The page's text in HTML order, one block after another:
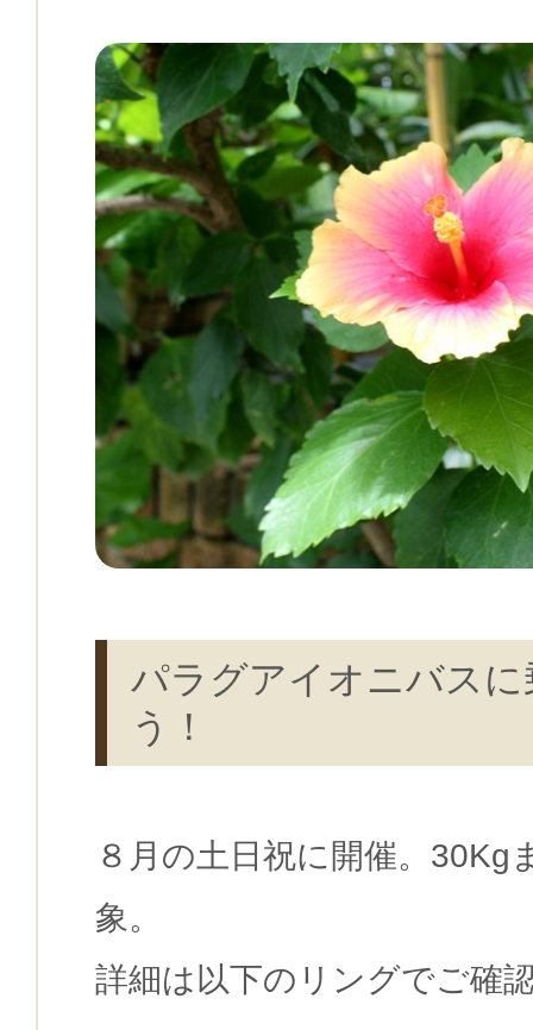
パラグアイオニバス
う！
８月の土日祝に開催。30Kg
象。
詳細は以下のリングでご確